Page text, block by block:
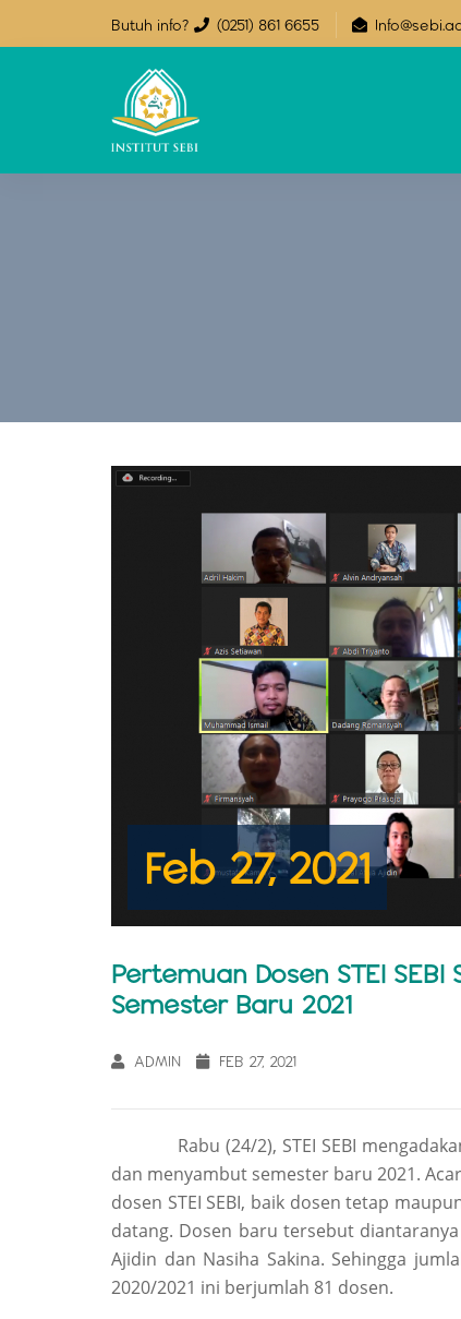
Butuh info? (0251) 861 6655
Feb 27, 2021
Pertemuan Dosen STEI
Semester Baru 2021
ADMIN FEB 27, 2021
Rabu (24/2), STEI SEBI
dan menyambut semester baru 2021.
dosen STEI SEBI, baik dosen tetap
datang. Dosen baru tersebut diantaranya
Ajidin dan Nasiha Sakina. Sehingga
2020/2021 ini berjumlah 81 dosen.